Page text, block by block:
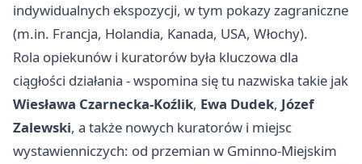
indywidualnych ekspozycji, w tym pokazy zagraniczne
(m.in. Francja, Holandia, Kanada, USA, Włochy).
Rola opiekunów i kuratorów była kluczowa dla
ciągłości działania - wspomina się tu nazwiska takie jak
Wiesława Czarnecka-Koźlik, Ewa Dudek, Józef
Zalewski, a także nowych kuratorów i miejsc
wystawienniczych: od przemian w Gminno-Miejskim